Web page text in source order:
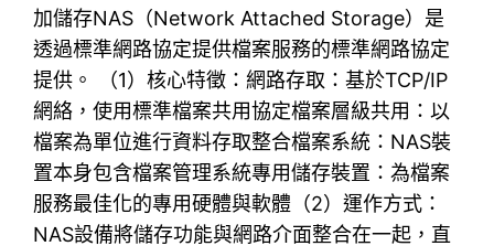
加儲存NAS（Network Attached Storage）是
透過標準網路協定提供檔案服務的標準網路協定
提供。 （1）核心特徵：網路存取：基於TCP/IP
網絡，使用標準檔案共用協定檔案層級共用：以
檔案為單位進行資料存取整合檔案系統：NAS裝
置本身包含檔案管理系統專用儲存裝置：為檔案
服務最佳化的專用硬體與軟體（2）運作方式：
NAS設備將儲存功能與網路介面整合在一起，直